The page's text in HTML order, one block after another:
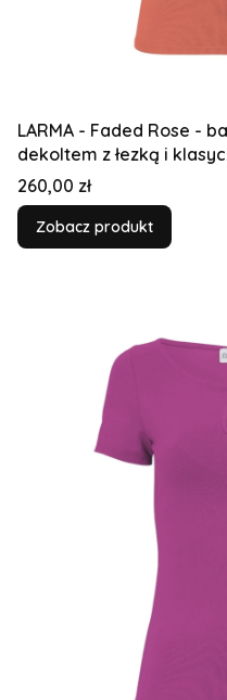
LARMA - Faded Rose -
dekoltem z łezką i
Cena
260,00 zł
Zobacz produkt